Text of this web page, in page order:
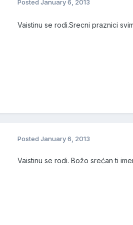
Posted January 6, 2013
Vaistinu se rodi.Srecni praznici
Posted January 6, 2013
Vaistinu se rodi. Božo srećan ti